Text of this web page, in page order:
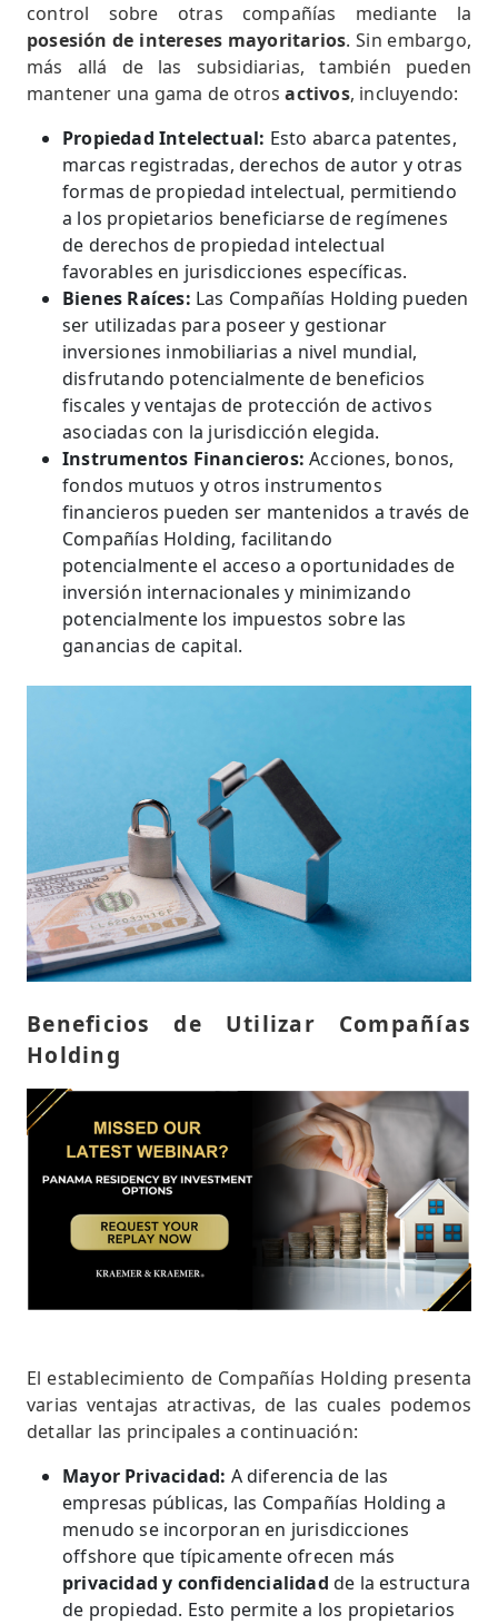
control sobre otras compañías mediante la
posesión de intereses mayoritarios. Sin embargo,
más allá de las subsidiarias, también pueden
mantener una gama de otrosactivos, incluyendo:
Propiedad Intelectual: Esto abarca patentes,
marcas registradas, derechos de autor y otras
formas de propiedad intelectual, permitiendo
a los propietarios beneficiarse de regímenes
de derechos de propiedad intelectual
favorables en jurisdicciones específicas.
Bienes Raíces: Las Compañías Holding pueden
ser utilizadas para poseer y gestionar
inversiones inmobiliarias a nivel mundial,
disfrutando potencialmente de beneficios
fiscales y ventajas de protección de activos
asociadas con la jurisdicción elegida.
Instrumentos Financieros: Acciones, bonos,
fondos mutuos y otros instrumentos
financieros pueden ser mantenidos a través de
Compañías Holding, facilitando
potencialmente el acceso a oportunidades de
inversión internacionales y minimizando
potencialmente los impuestos sobre las
ganancias de capital.
Beneficios de Utilizar Compañías
Holding
El establecimiento de Compañías Holding presenta
varias ventajas atractivas, de las cuales podemos
detallar las principales a continuación:
Mayor Privacidad: A diferencia de las
empresas públicas, las Compañías Holding a
menudo se incorporan en jurisdicciones
offshore que típicamente ofrecen más
privacidad y confidencialidad de la estructura
de propiedad. Esto permite a los propietarios